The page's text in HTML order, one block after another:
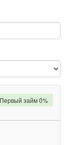
Первый займ 0%